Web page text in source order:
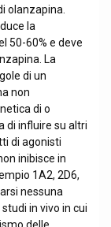
olanzapina.
la
50-60% e deve
La
di un
non
di o
di influire su altri
di agonisti
inibisce in
1A2, 2D6,
nessuna
in vivo in cui